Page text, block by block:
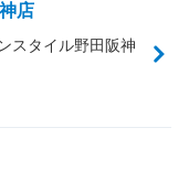
店
スタイル野田阪神